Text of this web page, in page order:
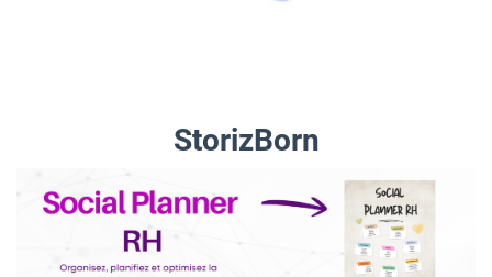
StorizBorn